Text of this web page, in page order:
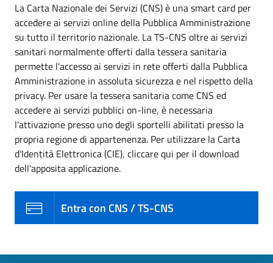
La Carta Nazionale dei Servizi (CNS) è una smart card per
accedere ai servizi online della Pubblica Amministrazione
su tutto il territorio nazionale. La TS-CNS oltre ai servizi
sanitari normalmente offerti dalla tessera sanitaria
permette l'accesso ai servizi in rete offerti dalla Pubblica
Amministrazione in assoluta sicurezza e nel rispetto della
privacy. Per usare la tessera sanitaria come CNS ed
accedere ai servizi pubblici on-line, è necessaria
l'attivazione presso uno degli sportelli abilitati presso la
propria regione di appartenenza. Per utilizzare la Carta
d'Identità Elettronica (CIE), cliccare qui per il download
dell'apposita applicazione.
Entra con CNS / TS-CNS